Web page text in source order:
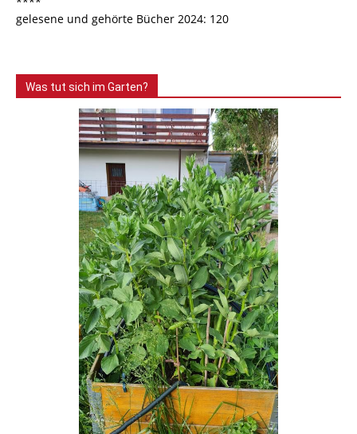
gelesene und gehörte Bücher 2024: 120
Was tut sich im Garten?